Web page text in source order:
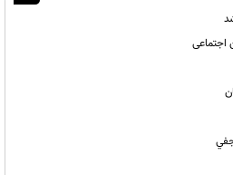
اجتماعی